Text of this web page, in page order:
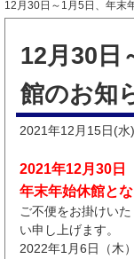
12月30日～1月5日、年末
12月30日
館のお知
2021年12月15日(水)
2021年12月30日
年末年始休館とな
ご不便をお掛けい
い申し上げます。
2022年1月6日（木